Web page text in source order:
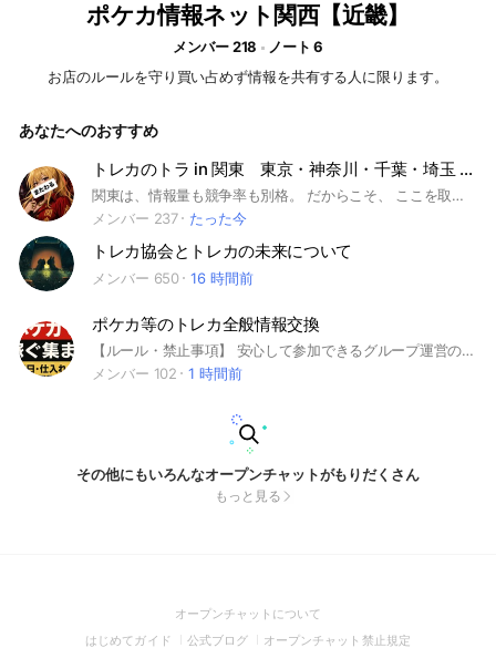
ポケカ情報ネット関西【近畿】
メンバー 218
ノート 6
お店のルールを守り買い占めず情報を共有する人に限ります。
あなたへのおすすめ
トレカのトラ in 関東 東京・神奈川・千葉・埼玉 ポケカ再販/抽選/相場
関東は、情報量も競争率も別格。 だからこそ、 ここを取った者が全国の流れを読める。 🐅参加説明 ─トラは、ついに最大市場へ踏み込む。 大阪で牙を研ぎ、 中部へ縄張りを広げた猛獣たちは、 次なる戦場として 東京・関東エリアへ侵攻する。 「トレカのトラ in 関東」は、 東京を中心に、神奈川・千葉・埼玉・茨城・栃木・群馬までを拾う ポケモンカード主軸の 再販・抽選・販売・相場共有の実戦基地🐅 舞台は関東。 秋葉原、池袋、新宿、渋谷、横浜、千葉、埼玉── 全国でもっとも情報が動き、 もっとも獲物が集まり、 もっとも競争が激しい最大戦場。 再販情報。 抽選情報。 店頭販売。 入荷気配。 プレ値の動き。 BOX・シングルの相場。 関東は、待っている者から置いていかれる。 人が多い。 店舗も多い。 情報も多い。 だがその分、遅れた者には何も残らない。 拾える者だけが拾い、 読める者だけが先に動き、 情報の価値を理解している者だけが喰える。 大阪で生まれたトラの群れは、 中部を越え、 いま関東最大市場へ牙を立てる。 ここに集うのは、 “情報の価値”を理解し、 現場でも電脳でも動ける実行者たち。 ただ見るだけの者ではなく、 関東の流れを掴み、 共有し、 次の獲物を取りに行く者を歓迎する。 ⸻ 【この部屋でできること】 ・東京、関東エリアの再販・抽選情報共有 ・ポケカ、ワンピ、遊戯王などの販売情報共有 ・店頭販売、入荷、販売開始の速報共有 ・プレ値の相場観・高騰予測 ・BOX、シングルの戦略的評価 ・現場派、電脳派問わず実行者歓迎 ・関東圏の店舗別、地域別の動きの共有 ⸻ 【対象エリア】 東京 / 秋葉原 / 池袋 / 新宿 / 渋谷 / 町田 神奈川 / 横浜 / 川崎 千葉 / 船橋 / 柏 埼玉 / 大宮 / 川越 茨城 / 栃木 / 群馬 その他、関東エリア全般 ⸻ 【注意事項】 ・誹謗中傷、暴言 → 追放 ・荒らし、妨害行為 → 即対応 ・無断再参加 → 禁止 ・情報を抜くだけの者 → 餌になるだけ ・店舗、個人への迷惑行為は禁止 ・情報の価値がわかる者のみ歓迎 ⸻ 💀「最大市場で喰えない者は、どこでも喰えない。」 💰「ここでは“情報”が金になる。」 🐅「牙を研げ。関東を獲れ。 ──トレカのトラ in 関東」 ⸻
メンバー 237
たった今
トレカ協会とトレカの未来について
メンバー 650 16 時間前
ポケカ等のトレカ全般情報交換
【ルール・禁止事項】 安心して参加できるグループ運営のため、以下を守ってください。 ■ 禁止事項 ・誹謗中傷、荒らし行為 ・無断の宣伝行為（他グループ/サイト/買取業者など） ・メンバー間での直接取引（トラブル防止のため） ・LINE IDなど個人情報の公開 ・転売禁止店の情報漏えい（店側の迷惑になるため） ■ 推奨投稿内容 ・発売日/再販情報 ・店舗入荷情報（やりすぎ暴露はNG） ・相場の変動（高騰/下落） ・仕入れ/転売の成功例・失敗例 ・おすすめアイテム（スリーブ、保存、発送など） ・有益なショップ情報 ・海外版の仕入れや相場情報 ■ 参加後すぐの投稿について ※荒らし対策のため、参加後24時間は投稿制限がかかる場合があります。 ■ 管理人から 管理人限定の高価買取り情報も随時配信します。 気になることがあれば気軽に質問してください！ #ポケカ #ポケモンカード #転売 #相場 #せどり #Pokémon #発売日 #買取り #仕入れ #再販
メンバー 102
1 時間前
その他にもいろんなオープンチャットがもりだくさん
もっと見る
オープンチャットについて
in
はじめてガイド (Open
公式ブログ (Open
オープンチャット禁止規定(Open